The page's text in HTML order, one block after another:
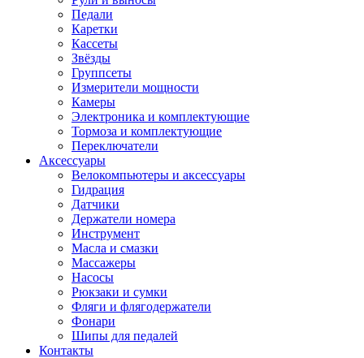
Педали
Каретки
Кассеты
Звёзды
Группсеты
Измерители мощности
Камеры
Электроника и комплектующие
Тормоза и комплектующие
Переключатели
Аксессуары
Велокомпьютеры и аксессуары
Гидрация
Датчики
Держатели номера
Инструмент
Масла и смазки
Массажеры
Насосы
Рюкзаки и сумки
Фляги и флягодержатели
Фонари
Шипы для педалей
Контакты